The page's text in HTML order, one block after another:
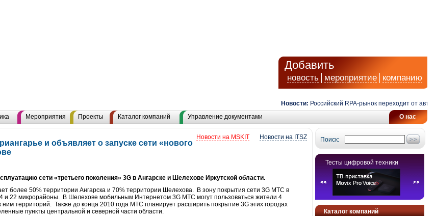
Добавить
новость мероприятие компанию
Новости: Российский RPA-рынок переходит от
О нас
Мероприятия Проекты Каталог компаний Управление документами
Поиск:
Тесты цифровой техники
Каталог компаний
Новости на ITSZ
Новости на MSKIT
и объявляет о запуске сети «нового
сети «третьего поколения» 3G в Ангарске и Шелехове Иркутской области.
более 50% территории Ангарска и 70% территории Шелехова. В зону покрытия сети 3G МТС в
и 22 микрорайоны. В Шелехове мобильным Интернетом 3G МТС могут пользоваться жители 4
территорий. Также до конца 2010 года МТС планирует расширить покрытие 3G этих городах
пункты центральной и северной части области.